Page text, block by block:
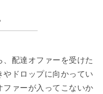
配達オファーを受けた
ドロップに向かってい
ァーが入ってこないか